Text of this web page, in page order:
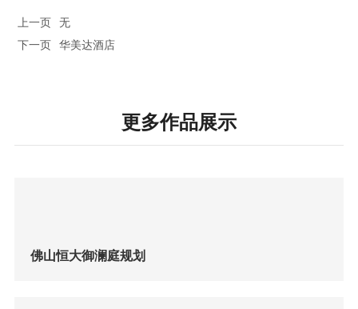
上一页
无
华美达酒店
下一页
更多作品展示
佛山恒大御澜庭规划